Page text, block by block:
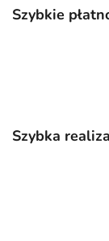
Szybkie
Szybka